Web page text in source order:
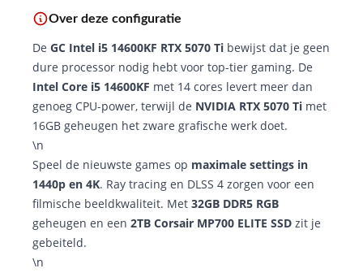
Over deze configuratie
De GC Intel i5 14600KF RTX 5070 Ti bewijst dat je geen
dure processor nodig hebt voor top-tier gaming. De
Intel Core i5 14600KF met 14 cores levert meer dan
genoeg CPU-power, terwijl de NVIDIA RTX 5070 Ti met
16GB geheugen het zware grafische werk doet.
\n
Speel de nieuwste games op maximale settings in
1440p en 4K. Ray tracing en DLSS 4 zorgen voor een
filmische beeldkwaliteit. Met 32GB DDR5 RGB
geheugen en een 2TB Corsair MP700 ELITE SSD zit je
gebeiteld.
\n